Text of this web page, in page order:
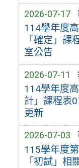
2026-07-17
114學年度
「確定」課
室公告
2026-07-11
114學年度
計」課程表
更新
2026-07-03
115學年度
「初試」相